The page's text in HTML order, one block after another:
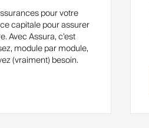
pour votre
capitale pour assurer
Avec Assura, c’est
module par module,
(vraiment) besoin.